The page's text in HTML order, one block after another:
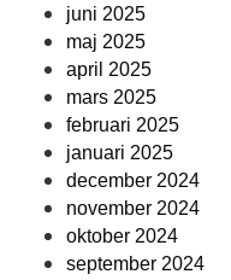
juni 2025
maj 2025
april 2025
mars 2025
februari 2025
januari 2025
december 2024
november 2024
oktober 2024
september 2024